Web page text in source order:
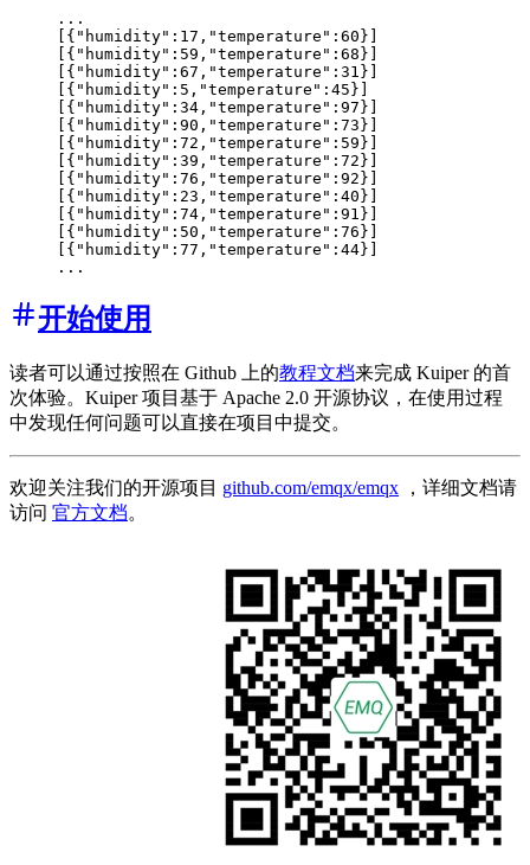
...
[{"humidity":17,"temperature":60}]
[{"humidity":59,"temperature":68}]
[{"humidity":67,"temperature":31}]
[{"humidity":5,"temperature":45}]
[{"humidity":34,"temperature":97}]
[{"humidity":90,"temperature":73}]
[{"humidity":72,"temperature":59}]
[{"humidity":39,"temperature":72}]
[{"humidity":76,"temperature":92}]
[{"humidity":23,"temperature":40}]
[{"humidity":74,"temperature":91}]
[{"humidity":50,"temperature":76}]
[{"humidity":77,"temperature":44}]
开始使用
读者可以通过按照在 Github 上的教程文档来完成 Kuiper 的首
次体验。Kuiper 项目基于 Apache 2.0 开源协议，在使用过程
中发现任何问题可以直接在项目中提交。
欢迎关注我们的开源项目 github.com/emqx/emqx ，详细文档请
访问 官方文档。